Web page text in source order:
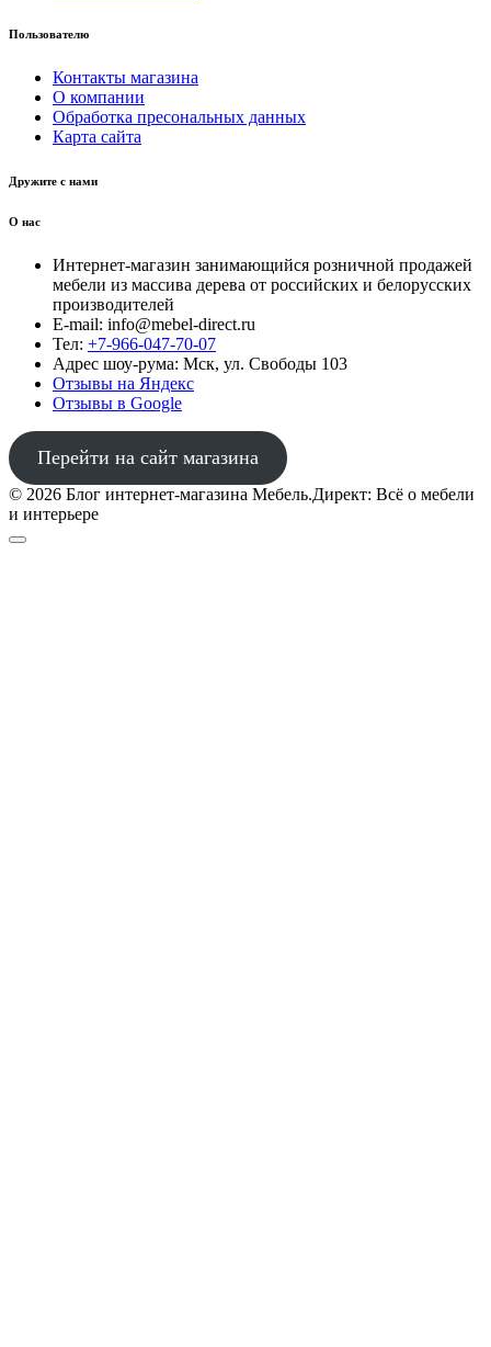
Пользователю
Контакты магазина
О компании
Обработка пресональных данных
Карта сайта
Дружите с нами
О нас
Интернет-магазин занимающийся розничной продажей
мебели из массива дерева от российских и белорусских
производителей
E-mail: info@mebel-direct.ru
Тел: +7-966-047-70-07
Адрес шоу-рума: Мск, ул. Свободы 103
Отзывы на Яндекс
Отзывы в Google
Перейти на сайт магазина
© 2026 Блог интернет-магазина Мебель.Директ: Всё о мебели
и интерьере